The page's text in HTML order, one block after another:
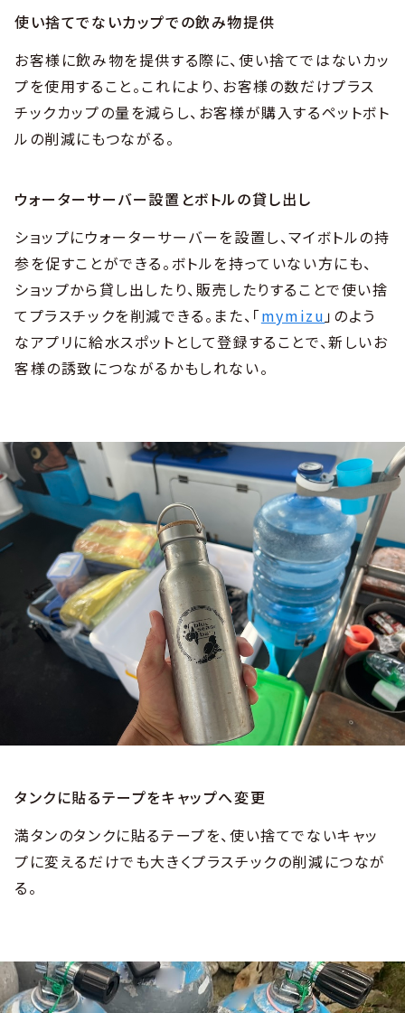
使い捨てでないカップでの飲み物提供
お客様に飲み物を提供する際に、使い捨てではないカッ
プを使用すること。これにより、お客様の数だけプラス
チックカップの量を減らし、お客様が購入するペットボト
ルの削減にもつながる。
ウォーターサーバー設置とボトルの貸し出し
ショップにウォーターサーバーを設置し、マイボトルの持
参を促すことができる。ボトルを持っていない方にも、
ショップから貸し出したり、販売したりすることで使い捨
てプラスチックを削減できる。また、「mymizu」のよう
なアプリに給水スポットとして登録することで、新しいお
客様の誘致につながるかもしれない。
タンクに貼るテープをキャップへ変更
満タンのタンクに貼るテープを、使い捨てでないキャッ
プに変えるだけでも大きくプラスチックの削減につなが
る。